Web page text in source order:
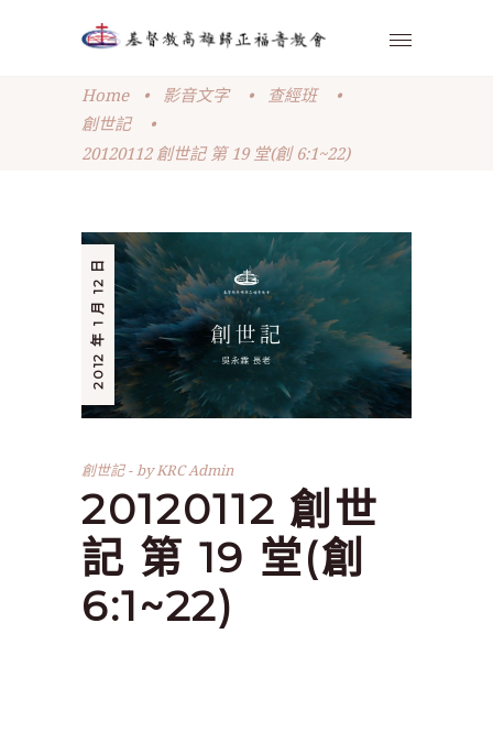
Home • 影音文字 • 查經班
•
創世記
•
20120112 創世記 第 19 堂(創 6:1~22)
2012 年 1 月 12 日
創世記 byKRC Admin
20120112 創世
記 第 19 堂(創
6:1~22)